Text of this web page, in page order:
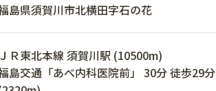
島県須賀川市北横田字石の花
ＪＲ東北本線 須賀川駅 (10500m)
島交通「あべ内科医院前」 30分 徒歩29分